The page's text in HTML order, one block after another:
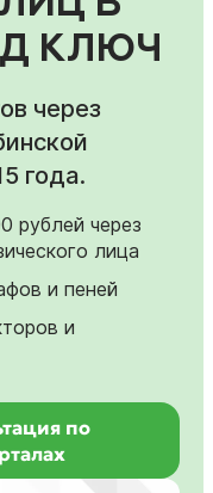
КЛЮЧ
через
года.
рублей через
лица
и пеней
и
по